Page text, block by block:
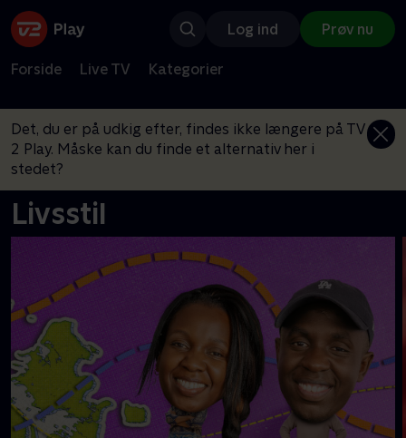
Log ind Prøv nu
Forside Live TV Kategorier
Det, du er på udkig efter, findes ikke længere på TV
2 Play. Måske kan du finde et alternativ her i
stedet?
Livsstil